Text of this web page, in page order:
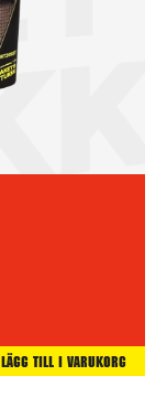
Lägg Till I Varukorg